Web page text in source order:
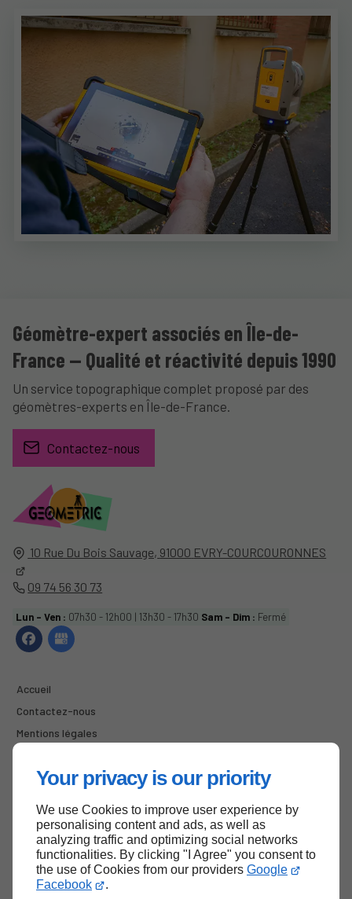
Your privacy is our priority
We use Cookies to improve user experience by
personalising content and ads, as well as
analyzing traffic and optimizing social networks
functionalities. By clicking "I Agree" you consent to
the use of Cookies from our providers Google
Facebook
.
10 Rue Du Bois Sauvage, 91000 EVRY-COURCOURONNES
09 74 56 30 73
Lun - Ven : 07h30 - 12h00 | 13h30 - 17h30 Sam - Dim : Fermé
Accueil
Contactez-nous
Mentions légales
Géomètre-expert associés en Île-de-
France — Qualité et réactivité depuis 1990
Un service topographique complet proposé par des
géomètres-experts en Île-de-France.
Contactez-nous
Haut de page